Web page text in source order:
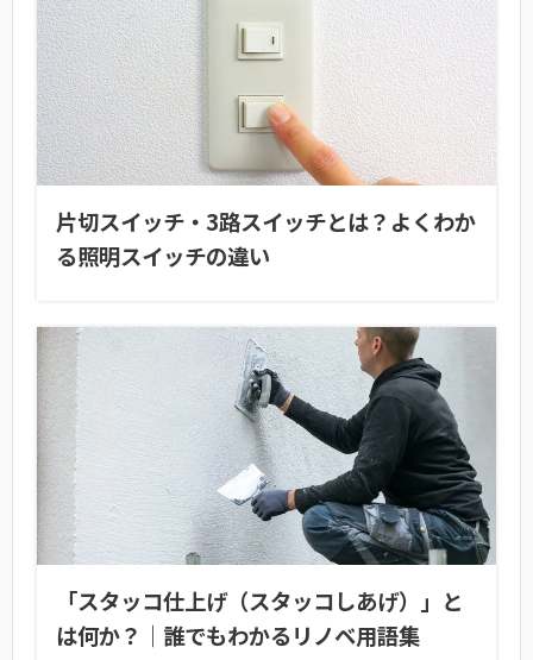
片切スイッチ・3路スイッチとは？よくわか
る照明スイッチの違い
「スタッコ仕上げ（スタッコしあげ）」と
は何か？｜誰でもわかるリノベ用語集